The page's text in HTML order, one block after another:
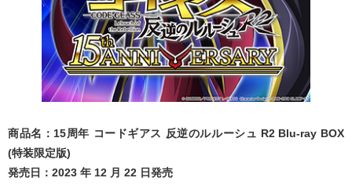
商品名：15周年 コードギアス 反逆のルルーシュ R2 Blu-ray BOX
(特装限定版)
発売日：2023 年 12 月 22 日発売